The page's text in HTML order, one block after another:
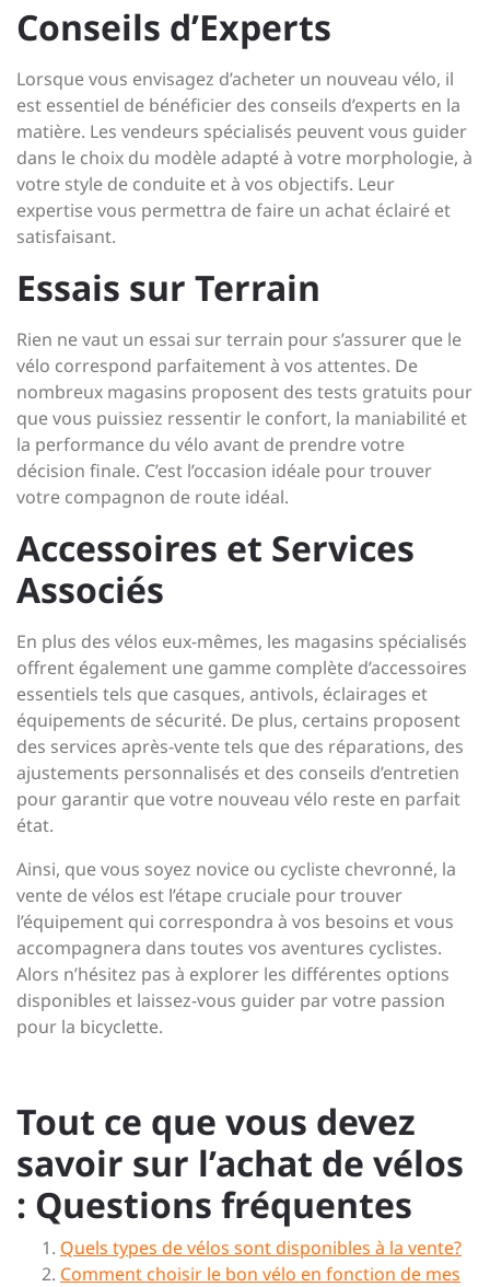
Conseils d’Experts
Lorsque vous envisagez d’acheter un nouveau vélo, il
est essentiel de bénéficier des conseils d’experts en la
matière. Les vendeurs spécialisés peuvent vous guider
dans le choix du modèle adapté à votre morphologie, à
votre style de conduite et à vos objectifs. Leur
expertise vous permettra de faire un achat éclairé et
satisfaisant.
Essais sur Terrain
Rien ne vaut un essai sur terrain pour s’assurer que le
vélo correspond parfaitement à vos attentes. De
nombreux magasins proposent des tests gratuits pour
que vous puissiez ressentir le confort, la maniabilité et
la performance du vélo avant de prendre votre
décision finale. C’est l’occasion idéale pour trouver
votre compagnon de route idéal.
Accessoires et Services
Associés
En plus des vélos eux-mêmes, les magasins spécialisés
offrent également une gamme complète d’accessoires
essentiels tels que casques, antivols, éclairages et
équipements de sécurité. De plus, certains proposent
des services après-vente tels que des réparations, des
ajustements personnalisés et des conseils d’entretien
pour garantir que votre nouveau vélo reste en parfait
état.
Ainsi, que vous soyez novice ou cycliste chevronné, la
vente de vélos est l’étape cruciale pour trouver
l’équipement qui correspondra à vos besoins et vous
accompagnera dans toutes vos aventures cyclistes.
Alors n’hésitez pas à explorer les différentes options
disponibles et laissez-vous guider par votre passion
pour la bicyclette.
Tout ce que vous devez
savoir sur l’achat de vélos
: Questions fréquentes
Quels types de vélos sont disponibles à la vente?
Comment choisir le bon vélo en fonction de mes